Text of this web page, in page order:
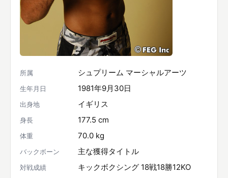
所属 シュプリーム マーシャルアーツ
生年月日 1981年9月30日
出身地 イギリス
身長 177.5 cm
体重 70.0 kg
バックボーン 主な獲得タイトル
対戦成績 キックボクシング 18戦18勝12KO